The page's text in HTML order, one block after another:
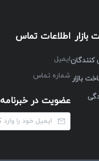
بازار
کنندگان
بازار
اطلاعات تماس
ایمیل
شماره تماس
عضویت در خبرنامه